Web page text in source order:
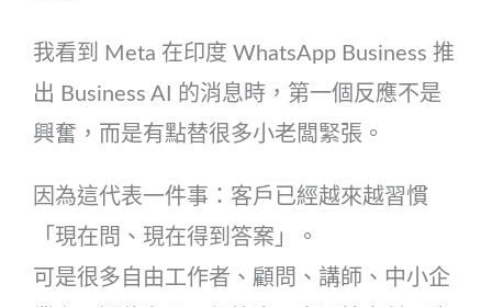
我看到 Meta 在印度 WhatsApp Business 推
出 Business AI 的消息時，第一個反應不是
興奮，而是有點替很多小老闆緊張。
因為這代表一件事：客戶已經越來越習慣
「現在問、現在得到答案」。
可是很多自由工作者、顧問、講師、中小企